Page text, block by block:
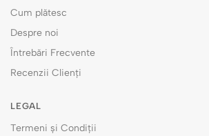
Cum plătesc
Despre noi
Întrebări Frecvente
Recenzii Clienți
LEGAL
Termeni și Condiții